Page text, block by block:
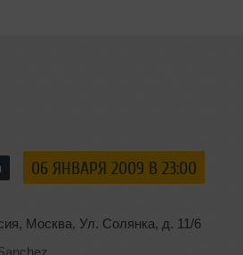
06 ЯНВАРЯ 2009 В 23:00
, Москва, Ул. Солянка, д. 11/6